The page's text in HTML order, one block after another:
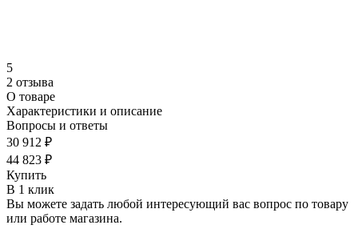
5
2 отзыва
О товаре
Характеристики и описание
Вопросы и ответы
30 912 ₽
44 823 ₽
Купить
В 1 клик
Вы можете задать любой интересующий вас вопрос по товару
или работе магазина.